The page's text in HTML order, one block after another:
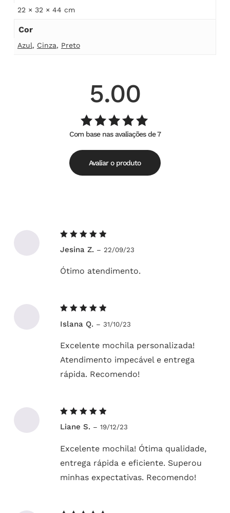
22 × 32 × 44 cm
Cor
Azul, Cinza, Preto
5.00
Avaliação
5.00de
5
Com base nas avaliações de 7
Avaliar o produto
5de 5
Jesina Z. – 22/09/23
Ótimo atendimento.
5de 5
Islana Q. – 31/10/23
Excelente mochila personalizada!
Atendimento impecável e entrega
rápida. Recomendo!
5de 5
Liane S. – 19/12/23
Excelente mochila! Ótima qualidade,
entrega rápida e eficiente. Superou
minhas expectativas. Recomendo!